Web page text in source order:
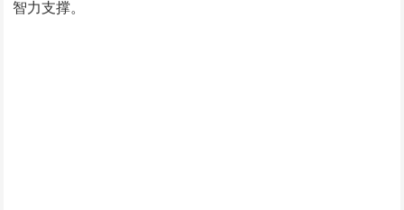
智力支撑。